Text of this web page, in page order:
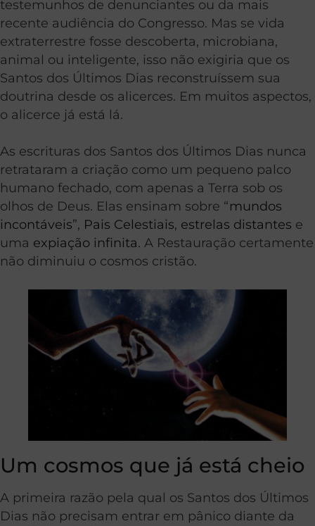
testemunhos de denunciantes ou da mais
recente audiência do Congresso. Mas se vida
extraterrestre fosse descoberta, microbiana,
animal ou inteligente, isso não exigiria que os
Santos dos Últimos Dias reconstruíssem sua
doutrina desde os alicerces. Em muitos aspectos,
o alicerce já está lá.
As escrituras dos Santos dos Últimos Dias nunca
retrataram a criação como um pequeno palco
humano fechado, com apenas a Terra sob os
olhos de Deus. Elas ensinam sobre “mundos
incontáveis”, Pais Celestiais, estrelas distantes e
uma expiação infinita. A Restauração certamente
não diminuiu o cosmos cristão.
Um cosmos que já está cheio
A primeira razão pela qual os Santos dos Últimos
Dias não precisam entrar em pânico diante da